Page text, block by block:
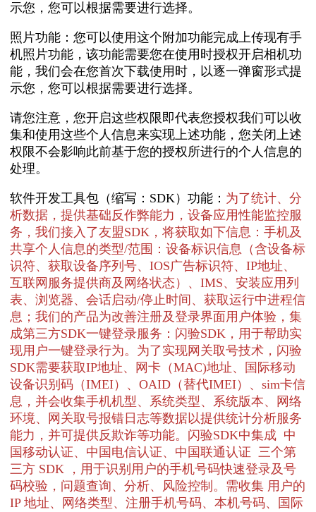
示您，您可以根据需要进行选择。
照片功能：您可以使用这个附加功能完成上传现有手
机照片功能，该功能需要您在使用时授权开启相机功
能，我们会在您首次下载使用时，以逐一弹窗形式提
示您，您可以根据需要进行选择。
请您注意，您开启这些权限即代表您授权我们可以收
集和使用这些个人信息来实现上述功能，您关闭上述
权限不会影响此前基于您的授权所进行的个人信息的
处理。
软件开发工具包（缩写：SDK）功能： 为了统计、分
析数据，提供基础反作弊能力，设备应用性能监控服
务，我们接入了友盟SDK，将获取如下信息：手机及
共享个人信息的类型/范围：设备标识信息（含设备标
识符、获取设备序列号、IOS广告标识符、IP地址、
互联网服务提供商及网络状态）、IMS、安装应用列
表、浏览器、会话启动/停止时间、获取运行中进程信
息；我们的产品为改善注册及登录界面用户体验，集
成第三方SDK一键登录服务：闪验SDK，用于帮助实
现用户一键登录行为。为了实现网关取号技术，闪验
SDK需要获取IP地址、网卡（MAC)地址、国际移动
设备识别码（IMEI）、OAID（替代IMEI）、sim卡信
息，并会收集手机机型、系统类型、系统版本、网络
环境、网关取号报错日志等数据以提供统计分析服务
能力，并可提供反欺诈等功能。 闪验SDK中集成 中
国移动认证、中国电信认证、中国联通认证 三个第
三方 SDK ，用于识别⽤户的⼿机号码快速登录及号
码校验，问题查询、分析、风险控制。需收集 用户的
IP 地址、网络类型、注册手机号码、本机号码、国际